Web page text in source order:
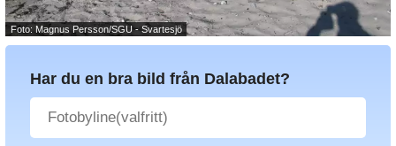
Foto: Magnus Persson/SGU - Svartesjö
Har du en bra bild från Dalabadet?